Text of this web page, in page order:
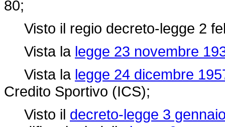
80;
Visto il regio decreto-legge 2
Vista la legge 23 novembre
Vista la legge 24 dicembre
Credito Sportivo (ICS);
Visto il decreto-legge 3